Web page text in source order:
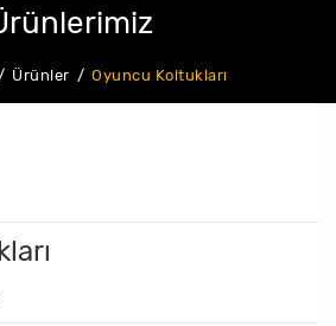
Ürünler Oyuncu Koltukları